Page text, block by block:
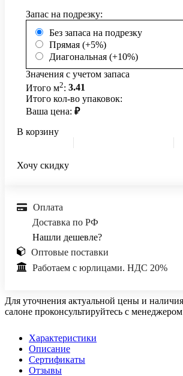
Запас на подрезку:
Без запаса на подрезку
Прямая (+5%)
Диагональная (+10%)
Значения с учетом запаса
Итого м2: 3.41
Итого кол-во упаковок:
Ваша цена: ₽
В корзину
Хочу скидку
Оплата
Доставка по РФ
Нашли дешевле?
Оптовые поставки
Работаем с юрлицами. НДС 20%
Для уточнения актуальной цены и
салоне проконсультируйтесь с менеджером
Характеристики
Описание
Сертификаты
Отзывы